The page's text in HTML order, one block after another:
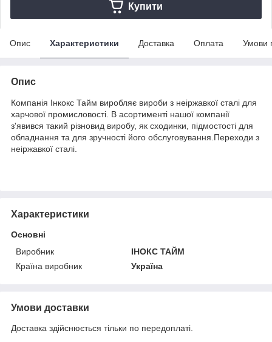
Купити
Опис Характеристики Доставка Оплата Умови
Опис
Компанія Інкокс Тайм виробляє вироби з неіржавкої сталі для
харчової промисловості. В асортименті нашої компанії
з'явився такий різновид виробу, як сходинки, підмостості для
обладнання та для зручності його обслуговування.Переходи з
неіржавкої сталі.
Характеристики
Основні
Виробник
ІНОКС ТАЙМ
Країна виробник
Україна
Умови доставки
Доставка здійснюється тільки по передоплаті.